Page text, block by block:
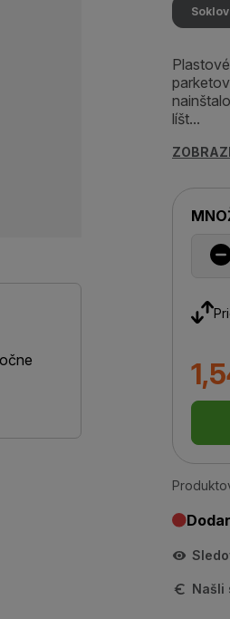
líšt...
Našli